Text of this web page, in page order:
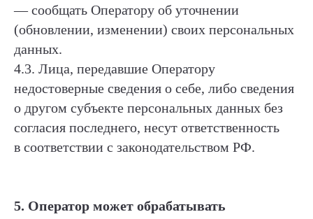
— сообщать Оператору об уточнении
(обновлении, изменении) своих персональных
данных.
4.3. Лица, передавшие Оператору
недостоверные сведения о себе, либо сведения
о другом субъекте персональных данных без
согласия последнего, несут ответственность
в соответствии с законодательством РФ.
5. Оператор может обрабатывать